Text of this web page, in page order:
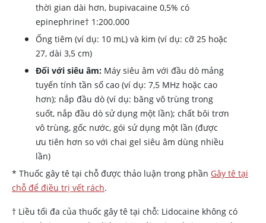
thời gian dài hơn, bupivacaine 0,5% có
epinephrine† 1:200.000
Ống tiêm (ví dụ: 10 mL) và kim (ví dụ: cỡ 25 hoặc
27, dài 3,5 cm)
Đối với siêu âm: Máy siêu âm với đầu dò mảng
tuyến tính tần số cao (ví dụ: 7,5 MHz hoặc cao
hơn); nắp đầu dò (ví dụ: băng vô trùng trong
suốt, nắp đầu dò sử dụng một lần); chất bôi trơn
vô trùng, gốc nước, gói sử dụng một lần (được
ưu tiên hơn so với chai gel siêu âm dùng nhiều
lần)
* Thuốc gây tê tại chỗ được thảo luận trong phần Gây tê tại
chỗ để điều trị vết rách.
† Liều tối đa của thuốc gây tê tại chỗ: Lidocaine không có